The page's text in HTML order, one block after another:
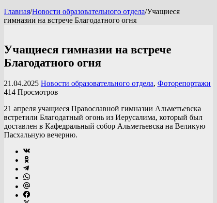
Главная/Новости образовательного отдела/Учащиеся
гимназии на встрече Благодатного огня
Учащиеся гимназии на встрече
Благодатного огня
21.04.2025 Новости образовательного отдела, Фоторепортажи
414 Просмотров
21 апреля учащиеся Православной гимназии Альметьевска
встретили Благодатный огонь из Иерусалима, который был
доставлен в Кафедральный собор Альметьевска на Великую
Пасхальную вечерню.